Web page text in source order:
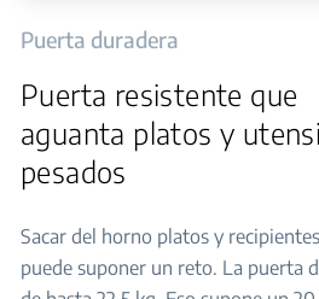
Puerta duradera
Puerta resistente que
aguanta platos y
pesados
Sacar del horno platos y
puede suponer un reto. La puerta